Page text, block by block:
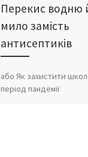
Перекис водню
мило замість
антисептиків
або Як захистити
період пандемії